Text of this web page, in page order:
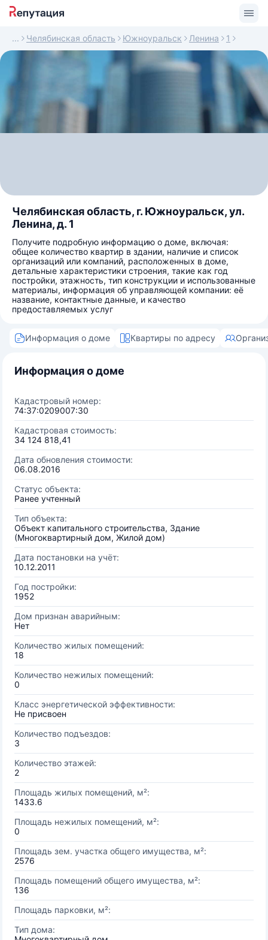
Челябинская область Южноуральск Ленина 1
Челябинская область, г. Южноуральск, ул.
Ленина, д. 1
Получите подробную информацию о доме, включая:
общее количество квартир в здании, наличие и список
организаций или компаний, расположенных в доме,
детальные характеристики строения, такие как год
постройки, этажность, тип конструкции и использованные
материалы, информация об управляющей компании: её
название, контактные данные, и качество
предоставляемых услуг
Информация о доме Квартиры по адресу
Информация о доме
Кадастровый номер:
74:37:0209007:30
Кадастровая стоимость:
34 124 818,41
Дата обновления стоимости:
06.08.2016
Статус объекта:
Ранее учтенный
Тип объекта:
Объект капитального строительства, Здание
(Многоквартирный дом, Жилой дом)
Дата постановки на учёт:
10.12.2011
Год постройки:
1952
Дом признан аварийным:
Нет
Количество жилых помещений:
18
Количество нежилых помещений:
0
Класс энергетической эффективности:
Не присвоен
Количество подъездов:
3
Количество этажей:
2
Площадь жилых помещений, м²:
1433.6
Площадь нежилых помещений, м²:
0
Площадь зем. участка общего имущества, м²:
2576
Площадь помещений общего имущества, м²:
136
Площадь парковки, м²:
Тип дома: